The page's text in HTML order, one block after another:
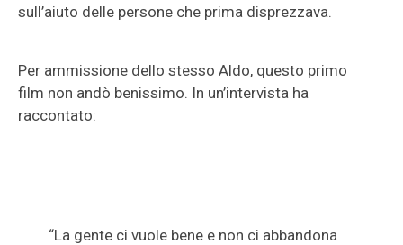
sull’aiuto delle persone che prima disprezzava.
Per ammissione dello stesso Aldo, questo primo
film non andò benissimo. In un’intervista ha
raccontato:
“La gente ci vuole bene e non ci abbandona